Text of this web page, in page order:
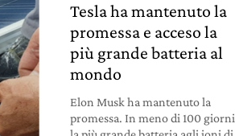
Tesla ha mantenuto la
promessa e acceso la
più grande batteria al
mondo
Elon Musk ha mantenuto la
promessa. In meno di 100 giorni